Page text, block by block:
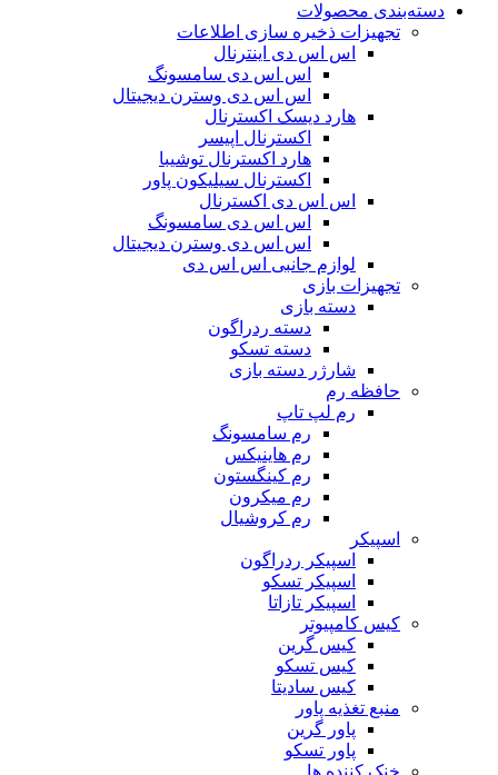
دسته‌بندی محصولات
تجهیزات ذخیره سازی اطلاعات
اس اس دی اینترنال
اس اس دی سامسونگ
اس اس دی وسترن دیجیتال
هارد دیسک اکسترنال
اکسترنال اپیسر
هارد اکسترنال توشیبا
اکسترنال سیلیکون پاور
اس اس دی اکسترنال
اس اس دی سامسونگ
اس اس دی وسترن دیجیتال
لوازم جانبی اس اس دی
تجهیزات بازی
دسته بازی
دسته ردراگون
دسته تسکو
شارژر دسته بازی
حافظه رم
رم لپ تاپ
رم سامسونگ
رم هاینیکس
رم کینگستون
رم میکرون
رم کروشیال
اسپیکر
اسپیکر ردراگون
اسپیکر تسکو
اسپیکر تازاتا
کیس کامپیوتر
کیس گرین
کیس تسکو
کیس سادیتا
منبع تغذیه‌ پاور
پاور گرین
پاور تسکو